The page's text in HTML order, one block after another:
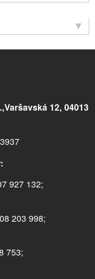
12, 04013
927 132;
203 998;
753;